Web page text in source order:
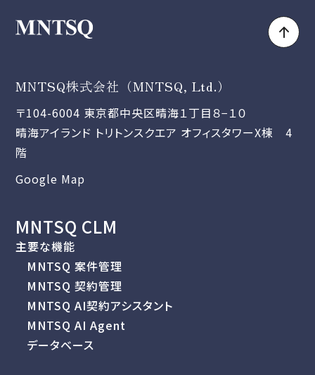
MNTSQ株式会社（MNTSQ, Ltd.）
〒104-6004 東京都中央区晴海１丁目８−１０
晴海アイランド トリトンスクエア オフィスタワーX棟 4
階
Google Map
MNTSQ CLM
主要な機能
MNTSQ 案件管理
MNTSQ 契約管理
MNTSQ AI契約アシスタント
MNTSQ AI Agent
データベース